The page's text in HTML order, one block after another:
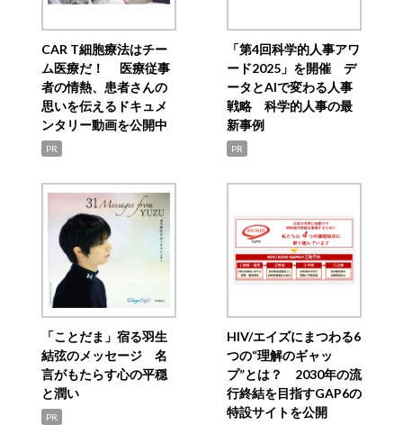
CAR T細胞療法はチー
ム医療だ！ 医療従事
者の情熱、患者さんの
思いを伝えるドキュメ
ンタリー動画を公開中
PR
「第4回科学的人事アワ
ード2025」を開催 デ
ータとAIで変わる人事
戦略 科学的人事の最
新事例
PR
「ことだま」宿る羽生
結弦のメッセージ 名
言がもたらす心の平穏
と潤い
PR
HIV/エイズにまつわる6
つの“理解のギャッ
プ”とは？ 2030年の流
行終結を目指すGAP6の
特設サイトを公開